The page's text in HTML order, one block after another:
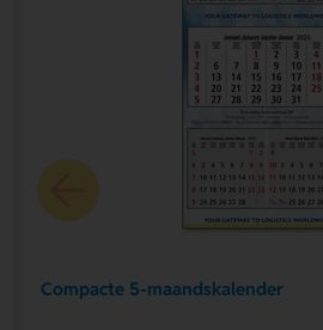
Compacte 5-maandskalender